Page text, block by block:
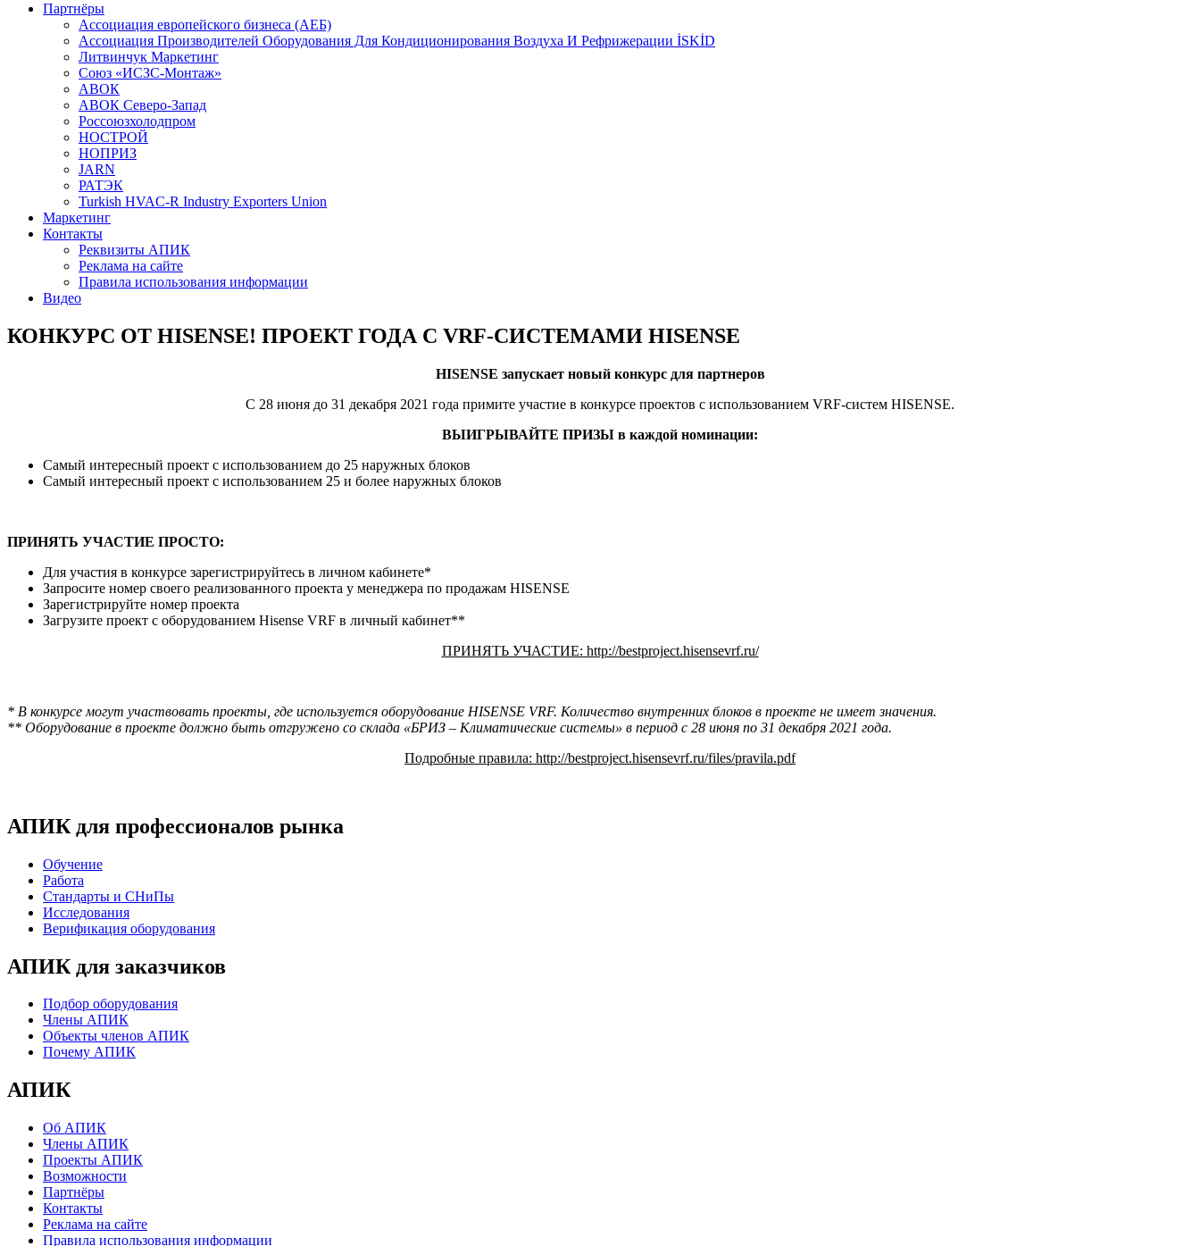
Партнёры
Ассоциация европейского бизнеса (АЕБ)
Aссоциация Производителей Оборудования Для Кондиционирования Воздуха И Рефрижерации İSKİD
Литвинчук Маркетинг
Союз «ИСЗС-Монтаж»
АВОК
АВОК Северо-Запад
Россоюзхолодпром
НОСТРОЙ
НОПРИЗ
JARN
РАТЭК
Turkish HVAC-R Industry Exporters Union
Маркетинг
Контакты
Реквизиты АПИК
Реклама на сайте
Правила использования информации
Видео
КОНКУРС ОТ HISENSE! ПРОЕКТ ГОДА С VRF-СИСТЕМАМИ HISENSE
HISENSE запускает новый конкурс для партнеров
С 28 июня до 31 декабря 2021 года примите участие в конкурсе проектов с использованием VRF-систем HISENSE.
ВЫИГРЫВАЙТЕ ПРИЗЫ в каждой номинации:
Самый интересный проект с использованием до 25 наружных блоков
Самый интересный проект с использованием 25 и более наружных блоков
ПРИНЯТЬ УЧАСТИЕ ПРОСТО:
Для участия в конкурсе зарегистрируйтесь в личном кабинете*
Запросите номер своего реализованного проекта у менеджера по продажам HISENSE
Зарегистрируйте номер проекта
Загрузите проект с оборудованием Hisense VRF в личный кабинет**
ПРИНЯТЬ УЧАСТИЕ: http://bestproject.hisensevrf.ru/
* В конкурсе могут участвовать проекты, где используется оборудование HISENSE VRF. Количество внутренних блоков в проекте не имеет значения.
** Оборудование в проекте должно быть отгружено со склада «БРИЗ – Климатические системы» в период с 28 июня по 31 декабря 2021 года.
Подробные правила: http://bestproject.hisensevrf.ru/files/pravila.pdf
АПИК для профессионалов рынка
Обучение
Работа
Стандарты и СНиПы
Исследования
Верификация оборудования
АПИК для заказчиков
Подбор оборудования
Члены АПИК
Объекты членов АПИК
Почему АПИК
АПИК
Об АПИК
Члены АПИК
Проекты АПИК
Возможности
Партнёры
Контакты
Реклама на сайте
Правила использования информации